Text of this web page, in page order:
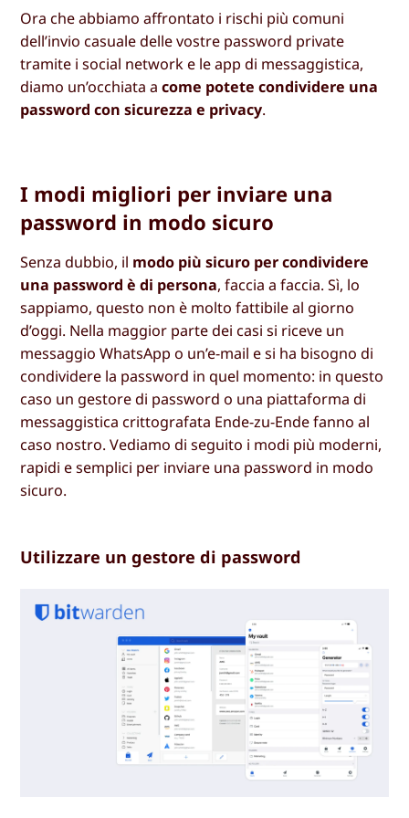
Ora che abbiamo affrontato i rischi più comuni
dell’invio casuale delle vostre password private
tramite i social network e le app di messaggistica,
diamo un’occhiata acome potete condividere una
password con sicurezza e privacy.
I modi migliori per inviare una
password in modo sicuro
Senza dubbio, il modo più sicuro per condividere
una password è di persona, faccia a faccia. Sì, lo
sappiamo, questo non è molto fattibile al giorno
d’oggi. Nella maggior parte dei casi si riceve un
messaggio WhatsApp o un’e-mail e si ha bisogno di
condividere la password in quel momento: in questo
caso un gestore di password o una piattaforma di
messaggistica crittografata Ende-zu-Ende fanno al
caso nostro. Vediamo di seguito i modi più moderni,
rapidi e semplici per inviare una password in modo
sicuro.
Utilizzare un gestore di password